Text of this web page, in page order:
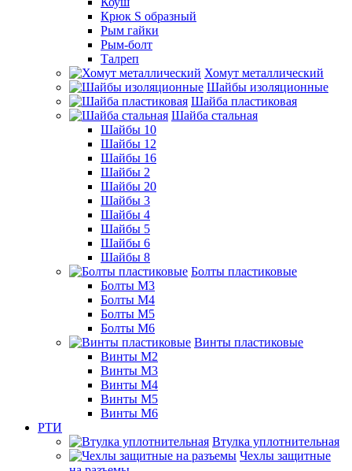
Крюк S образный
Рым гайки
Рым-болт
Талреп
Хомут металлический
Шайбы изоляционные
Шайба пластиковая
Шайба стальная
Шайбы 10
Шайбы 12
Шайбы 16
Шайбы 2
Шайбы 20
Шайбы 3
Шайбы 4
Шайбы 5
Шайбы 6
Шайбы 8
Болты пластиковые
Болты М3
Болты М4
Болты М5
Болты М6
Винты пластиковые
Винты М2
Винты М3
Винты М4
Винты М5
Винты М6
РТИ
Втулка уплотнительная
Чехлы защитные